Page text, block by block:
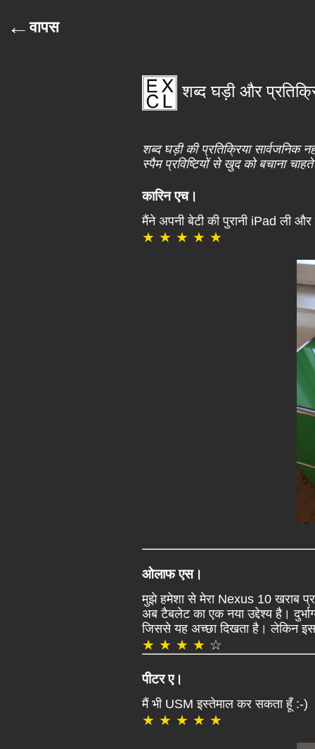
←वापस
शब्द घड़ी और
शब्द घड़ी की प्रतिक्रिया सार्वजनिक
स्पैम प्रविष्टियों से खुद को बचाना
कारिन एच।
मैंने अपनी बेटी की पुरानी iPad ली
★ ★ ★ ★ ★
ओलाफ एस।
मुझे हमेशा से मेरा Nexus 10 खराब
अब टैबलेट का एक नया उद्देश्य है।
जिससे यह अच्छा दिखता है। लेकिन
★ ★ ★ ★ ☆
पीटर ए।
मैं भी USM इस्तेमाल कर सकता हूँ :-)
★ ★ ★ ★ ★